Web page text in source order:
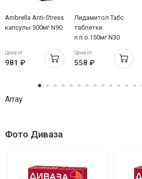
Ambrella Anti-Stress
капсулы 500мг N90
Цена от
981 ₽
Лидамитол Табс
таблетки
п.п.о.150мг N30
Цена от
558 ₽
Array
Фото Диваза